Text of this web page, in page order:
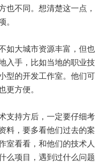
也不同。想清楚这一点
如大城市资源丰富，但也
入手，比如当地的职业
型的开发工作室。他们
更方便。
支持方后，一定要仔细考
料，要多看他们过去的
室看看，和他们的技术
么项目，遇到过什么问